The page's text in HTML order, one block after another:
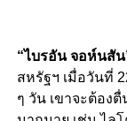
“ไบรอัน จอห์นสัน
สหรัฐฯ เมื่อวันที่
ๆ วัน เขาจะต้อง